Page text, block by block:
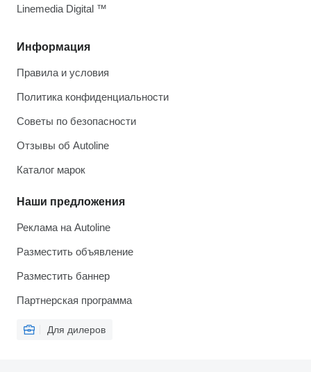
Информация
Правила и условия
Политика конфиденциальности
Советы по безопасности
Отзывы об Autoline
Каталог марок
Наши предложения
Реклама на Autoline
Разместить объявление
Разместить баннер
Партнерская программа
Для дилеров
Linemedia Digital ™